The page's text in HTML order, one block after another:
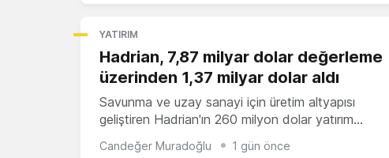
YATIRIM
Hadrian, 7,87 milyar dolar değerleme
üzerinden 1,37 milyar dolar aldı
Savunma ve uzay sanayi için üretim altyapısı
geliştiren Hadrian'ın 260 milyon dolar yatırım…
Candeğer Muradoğlu 1 gün önce